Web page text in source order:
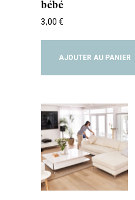
bébé
3,00 €
AJOUTER AU PANIER